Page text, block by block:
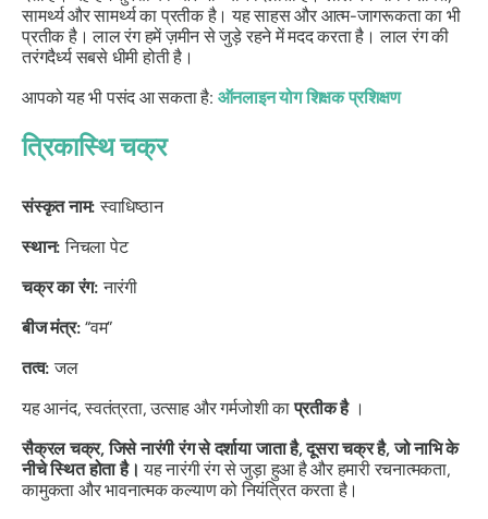
सामर्थ्य और सामर्थ्य का प्रतीक है। यह साहस और आत्म-जागरूकता का भी
प्रतीक है। लाल रंग हमें ज़मीन से जुड़े रहने में मदद करता है। लाल रंग की
तरंगदैर्ध्य सबसे धीमी होती है।
आपको यह भी पसंद आ सकता है: ऑनलाइन योग शिक्षक प्रशिक्षण
त्रिकास्थि चक्र
संस्कृत नाम: स्वाधिष्ठान
स्थान: निचला पेट
चक्र का रंग: नारंगी
बीज मंत्र: “वम”
तत्व: जल
यह आनंद, स्वतंत्रता, उत्साह और गर्मजोशी काप्रतीक है ।
सैक्रल चक्र, जिसे नारंगी रंग से दर्शाया जाता है, दूसरा चक्र है, जो नाभि के
नीचे स्थित होता है। यह नारंगी रंग से जुड़ा हुआ है और हमारी रचनात्मकता,
कामुकता और भावनात्मक कल्याण को नियंत्रित करता है।